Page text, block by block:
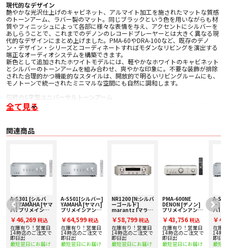
現代的なデザイン
艶やかな光沢仕上げのキャビネット、アルマイト加工を施されたマットな質感
のトーンアーム、ラバー製のマット。同じブラックという色を用いながらも材
質やフィニッシュによって各部に様々な表情を与え、アクセントにシルバーを
あしらうことで、これまでのデノンのレコードプレーヤーとは大きく異なる現
代的なデザインにまとめ上げました。PMA-60やDRA-100など、既存のデノ
ン・デザイン・シリーズとコーディネートすればモダンなリビングを演出する
端正なオーディオシステムを構築できます。
新色として追加されたホワイトモデルには、軽やかなホワイトのキャビネット
とシルバーのトーンアームを組み合わせ、爽やかな印象に。不要な装飾が排除
された合理的かつ機能的なスタイルは、開放的で明るいリビングルームにも、
モノトーンで統一されたミニマルな空間にも自然に調和します。
伝統のS字型ユニバーサルトーンアーム
デノンがレコードプレーヤーの発売を開始した1970年代の設計思想に回帰し、
スタティックバランスのS字型トーンアームをDP-400、DP-450USBのために新
長、オーバーハング、オフセット角などの要素を煮詰め、レコードの音溝をよ
の名機「DL-103」など様々なカートリッジを使ってカートリッジ毎の音質の違
いを楽しむことができます。お買い上げ時にはあらかじめヘッドシェルに取り
付けられたMM型のカートリッジが付属しているため、すぐにレコード再生を
オートリフトアップ＆ストップ機能
レコードの再生が終了した際に自動的にトーンアームをリフトアップし、ター
ンテーブルの回転を停止します。レコードを聴きながらうたた寝をしてしまっ
ても大切なレコードやカートリッジを痛めることがありません。この機能は、
トーンアームの機構に手を加えることなしに、アームリフターをモーターで動
作させることによって実現されており、トーンアームの性能に対する悪影響は
一切ありません。
全て見る
関連商品
A-S301 [シルバ
ー] YAMAHA [ヤマ
ハ] プリメインア
20%アップ実施
中！
￥46,269 税込
在庫有り！営業日
14時迄のご注文で
即日出
最短翌日にお届け
A-S501[シルバー]
YAMAHA [ヤマハ]
プリメインアンプ
アップ実施中！
￥64,599 税込
在庫有り！営業日
14時迄のご注文で
即日出
最短翌日にお届け
NR1200 [N:シルバ
ーゴールド]
marantz [マラン
オーディオレシー
バー 下取り査定額
20%アップ実施
中！
￥58,799 税込
在庫有り！営業日
14時迄のご注文で
即日出
最短翌日にお届け
PMA-600NE
DENON [デノン]
プリメインアンプ
アップ実施中！
￥43,756 税込
在庫有り！営業日
14時迄のご注文で
即日出
最短翌日にお届け
A-
ー]
ハ]
20%
中！
￥
在庫
14時
即日
最短